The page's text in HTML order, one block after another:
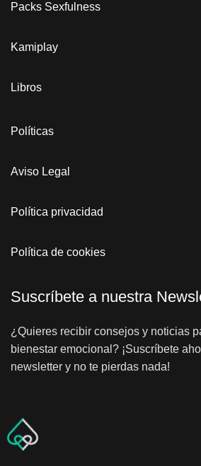
Packs Sexfulness
Kamiplay
Libros
Políticas
Aviso Legal
Política privacidad
Política de cookies
Suscríbete a nuestra
¿Quieres recibir consejos y noticias
bienestar emocional? ¡Suscríbete
newsletter y no te pierdas nada!